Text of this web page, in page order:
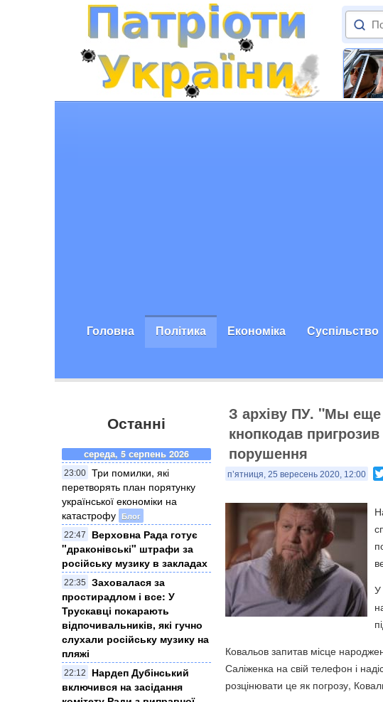
Головна Політика Економіка Суспільство
Останні
середа, 5 серпень 2026
23:00 Три помилки, які
перетворять план порятунку
української економіки на
катастрофу Блог
22:47
Верховна Рада готує
"драконівські" штрафи за
російську музику в закладах
22:35
Заховалася за
простирадлом і все: У
Трускавці покарають
відпочивальників, які гучно
слухали російську музику на
пляжі
22:12
Нардеп Дубінський
включився на засідання
З архіву ПУ. "Мы
кнопкодав
порушення
п’ятниця, 25 вересень 2020, 12:00
У
Ковальов запитав місце
Саліженка на свій телефон і
розцінювати це як погрозу,